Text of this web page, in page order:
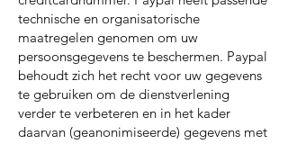
technische en organisatorische
maatregelen genomen om uw
persoonsgegevens te beschermen. Paypal
behoudt zich het recht voor uw gegevens
te gebruiken om de dienstverlening
verder te verbeteren en in het kader
daarvan (geanonimiseerde) gegevens met